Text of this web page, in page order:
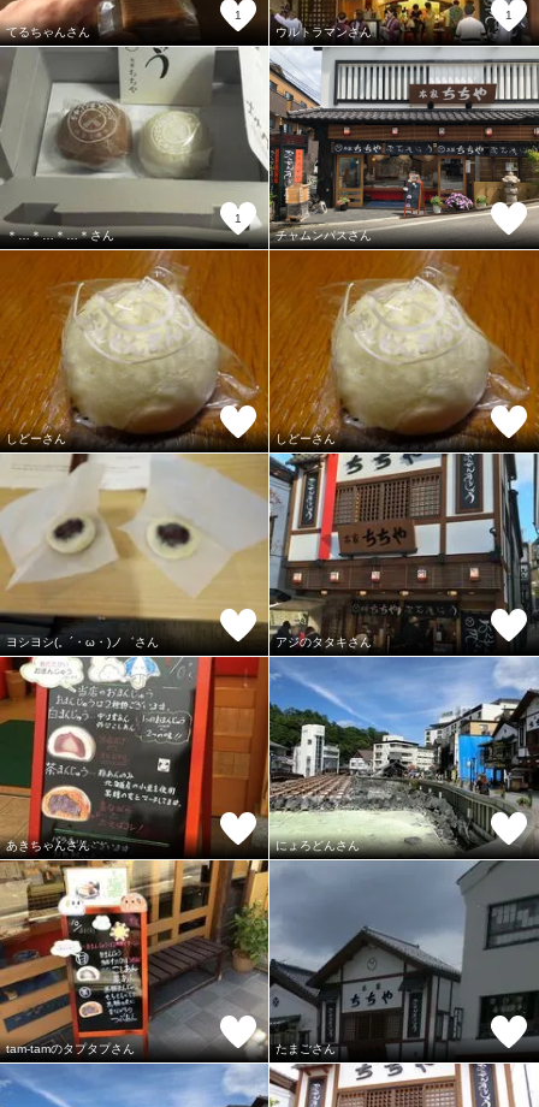
てるちゃんさん
1
ウルトラマンさん
1
＊…＊…＊…＊さん
1
チャムンパスさん
しどーさん しどーさん
ヨシヨシ(。´・ω・)ノ゛さん アジのタタキさん
あきちゃんさん にょろどんさん
tam-tamのタプタプさん たまごさん